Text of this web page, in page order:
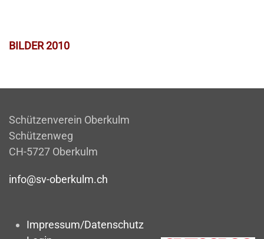
BILDER 2010
Schützenverein Oberkulm
Schützenweg
CH-5727 Oberkulm
info@sv-oberkulm.ch
Impressum/Datenschutz